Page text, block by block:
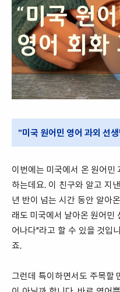
"미국 원어민 영어 과외 선
이번에는 미국에서 온 원어민
하는데요. 이 친구와 알고 지
년 반이 넘는 시간 동안 알아
래도 미국에서 날아온 원어민
어나다"라고 할 수 있을 것입
죠.
그런데 특이하면서도 주목할